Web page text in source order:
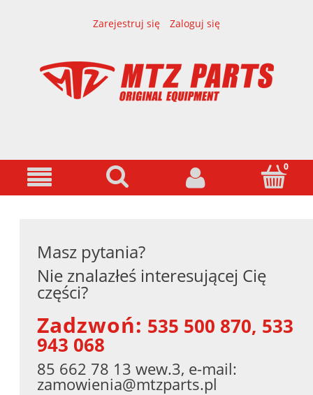
Zarejestruj się Zaloguj się
Masz pytania?
Nie znalazłeś interesującej Cię
części?
Zadzwoń: 535 500 870, 533
943 068
85 662 78 13 wew.3, e-mail:
zamowienia@mtzparts.pl